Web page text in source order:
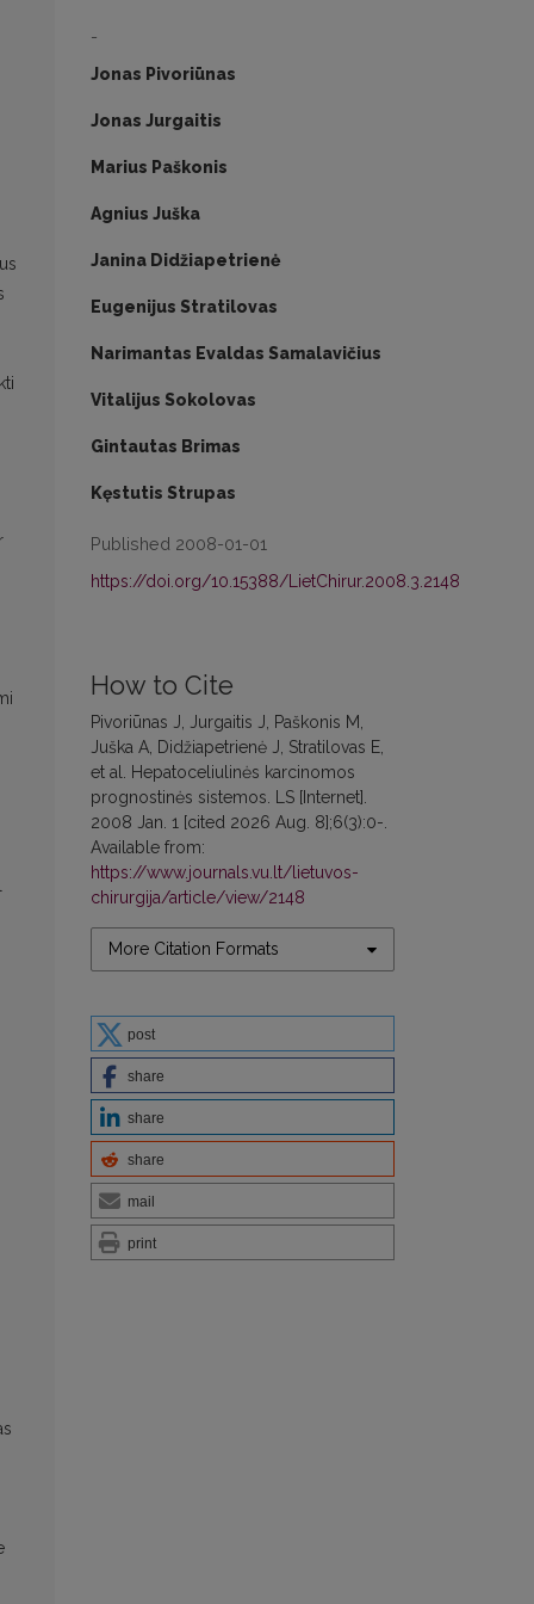
-
Jonas Pivoriūnas
Jonas Jurgaitis
Marius Paškonis
Agnius Juška
Janina Didžiapetrienė
Eugenijus Stratilovas
Narimantas Evaldas Samalavičius
Vitalijus Sokolovas
Gintautas Brimas
Kęstutis Strupas
Published 2008-01-01
https://doi.org/10.15388/LietChirur.2008.3.2148
How to Cite
Pivoriūnas J, Jurgaitis J, Paškonis M,
Juška A, Didžiapetrienė J, Stratilovas E,
et al. Hepatoceliulinės karcinomos
prognostinės sistemos. LS [Internet].
2008 Jan. 1 [cited 2026 Aug. 8];6(3):0-.
Available from:
https://www.journals.vu.lt/lietuvos-
chirurgija/article/view/2148
More Citation Formats
post
share
share
share
mail
print